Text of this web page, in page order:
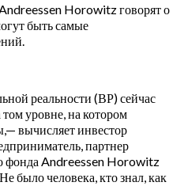
Horowitz говорят о
быть самые
реальности (ВР) сейчас
уровне, на котором
вычисляет инвестор
партнер
фонда Andreessen Horowitz
было человека, кто знал, как